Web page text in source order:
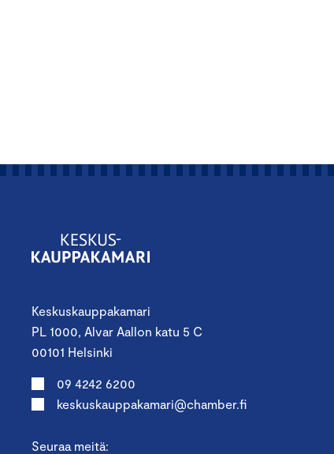
Keskuskauppakamari
PL 1000, Alvar Aallon katu 5 C
00101 Helsinki
09 4242 6200
keskuskauppakamari@chamber.fi
Seuraa meitä: